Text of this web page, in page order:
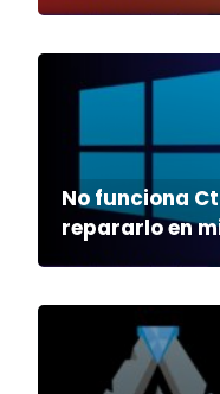
No funciona
repararlo en